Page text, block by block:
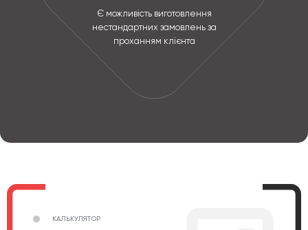
Є можливість виготовлення
нестандартних замовлень за
проханням клієнта
КАЛЬКУЛЯТОР